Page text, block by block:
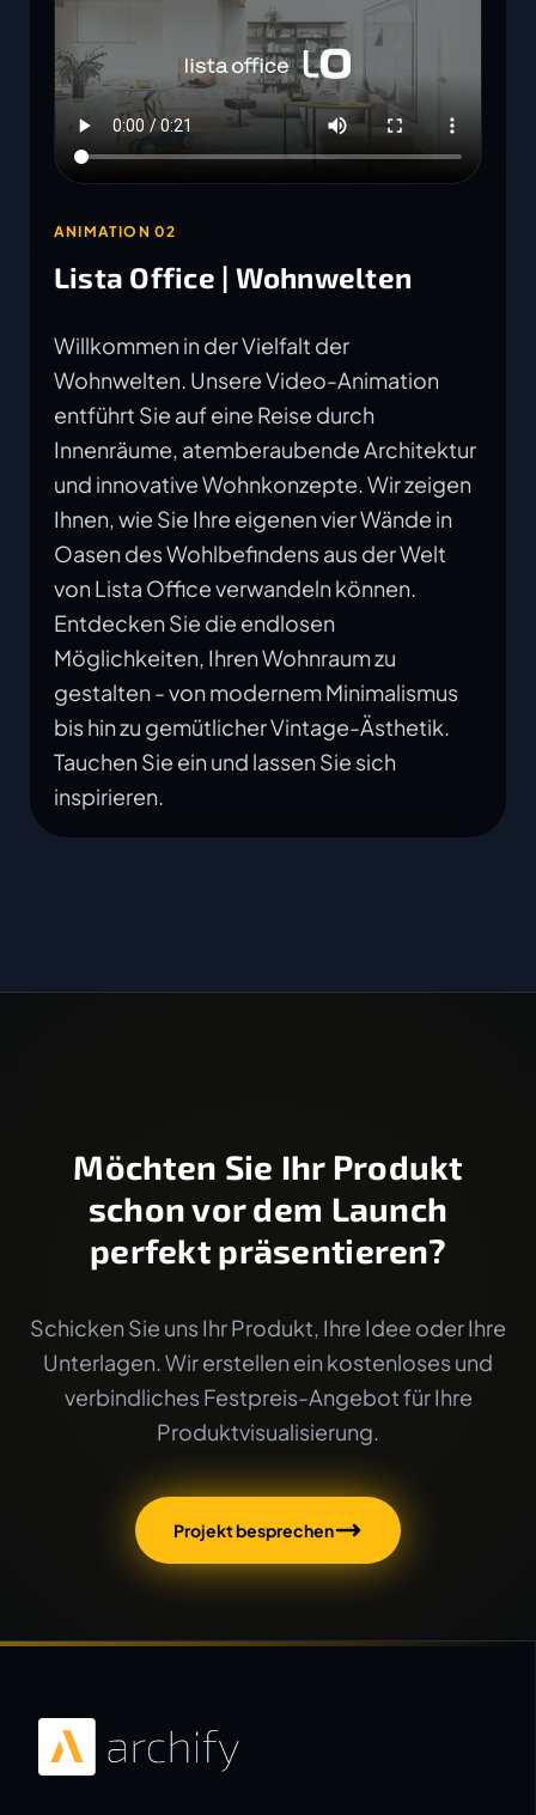
ANIMATION 02
Lista Office | Wohnwelten
Willkommen in der Vielfalt der
Wohnwelten. Unsere Video-Animation
entführt Sie auf eine Reise durch
Innenräume, atemberaubende Architektur
und innovative Wohnkonzepte. Wir zeigen
Ihnen, wie Sie Ihre eigenen vier Wände in
Oasen des Wohlbefindens aus der Welt
von Lista Office verwandeln können.
Entdecken Sie die endlosen
Möglichkeiten, Ihren Wohnraum zu
gestalten - von modernem Minimalismus
bis hin zu gemütlicher Vintage-Ästhetik.
Tauchen Sie ein und lassen Sie sich
inspirieren.
Möchten Sie Ihr Produkt
schon vor dem Launch
perfekt präsentieren?
Schicken Sie uns Ihr Produkt, Ihre Idee oder Ihre
Unterlagen. Wir erstellen ein kostenloses und
verbindliches Festpreis-Angebot für Ihre
Produktvisualisierung.
Projekt besprechen